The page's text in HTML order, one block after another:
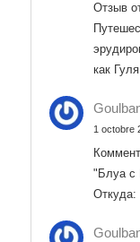
Отзыв
как
1 octobre
"Блуа с